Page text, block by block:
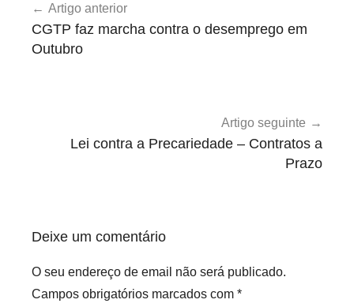
de
artigos
Artigo anterior
CGTP faz marcha contra o desemprego em
Outubro
Artigo seguinte
Lei contra a Precariedade – Contratos a
Prazo
Deixe um comentário
O seu endereço de email não será publicado.
Campos obrigatórios marcados com *